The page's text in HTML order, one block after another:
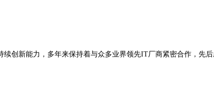
创新能力，多年来保持着与众多业界领先IT厂商紧密合作，先